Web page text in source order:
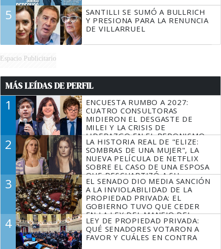
5
SANTILLI SE SUMÓ A BULLRICH
Y PRESIONA PARA LA RENUNCIA
DE VILLARRUEL
Espacio Publicitario
MÁS LEÍDAS DE PERFIL
1
ENCUESTA RUMBO A 2027:
CUATRO CONSULTORAS
MIDIERON EL DESGASTE DE
MILEI Y LA CRISIS DE
LIDERAZGO EN EL PERONISMO
2
LA HISTORIA REAL DE "ELIZE:
SOMBRAS DE UNA MUJER", LA
NUEVA PELÍCULA DE NETFLIX
SOBRE EL CASO DE UNA ESPOSA
QUE DESCUARTIZÓ A SU
MARIDO
3
EL SENADO DIO MEDIA SANCIÓN
A LA INVIOLABILIDAD DE LA
PROPIEDAD PRIVADA: EL
GOBIERNO TUVO QUE CEDER
EN LA LEY DEL MANEJO DEL
FUEGO
4
LEY DE PROPIEDAD PRIVADA:
QUÉ SENADORES VOTARON A
FAVOR Y CUÁLES EN CONTRA